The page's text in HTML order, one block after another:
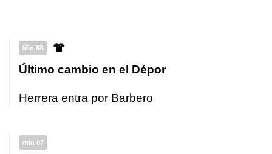
Min 88
Último cambio en el Dépor
Herrera entra por Barbero
min 87